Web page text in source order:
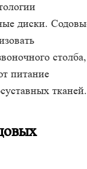
диски.
столба,
питание
тканей.